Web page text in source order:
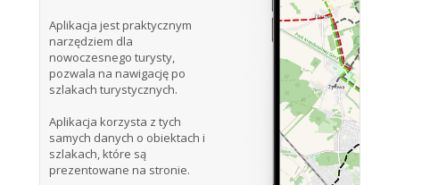
Aplikacja jest praktycznym
narzędziem dla
nowoczesnego turysty,
pozwala na nawigację po
szlakach turystycznych.
Aplikacja korzysta z tych
samych danych o obiektach i
szlakach, które są
prezentowane na stronie.